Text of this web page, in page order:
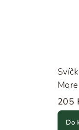
More
205
Do